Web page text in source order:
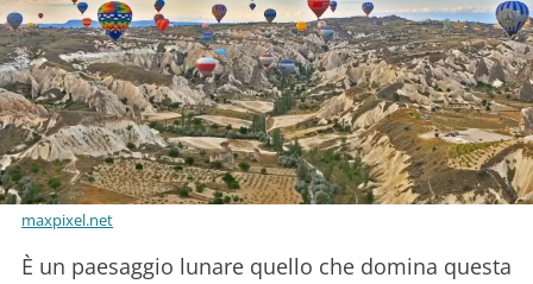
maxpixel.net
È un paesaggio lunare quello che domina questa